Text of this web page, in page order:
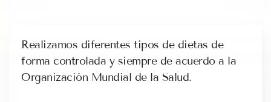
Realizamos diferentes tipos de dietas de
forma controlada y siempre de acuerdo a la
Organización Mundial de la Salud.